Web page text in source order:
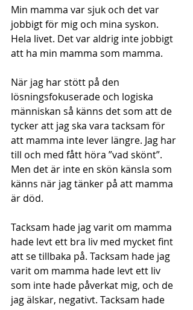
Min mamma var sjuk och det var
jobbigt för mig och mina syskon.
Hela livet. Det var aldrig inte jobbigt
att ha min mamma som mamma.
När jag har stött på den
lösningsfokuserade och logiska
människan så känns det som att de
tycker att jag ska vara tacksam för
att mamma inte lever längre. Jag har
till och med fått höra ”vad skönt”.
Men det är inte en skön känsla som
känns när jag tänker på att mamma
är död.
Tacksam hade jag varit om mamma
hade levt ett bra liv med mycket fint
att se tillbaka på. Tacksam hade jag
varit om mamma hade levt ett liv
som inte hade påverkat mig, och de
jag älskar, negativt. Tacksam hade